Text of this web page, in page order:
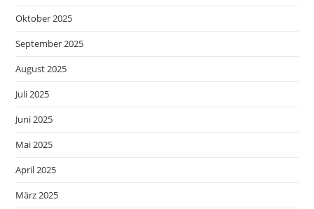
Oktober 2025
September 2025
August 2025
Juli 2025
Juni 2025
Mai 2025
April 2025
März 2025